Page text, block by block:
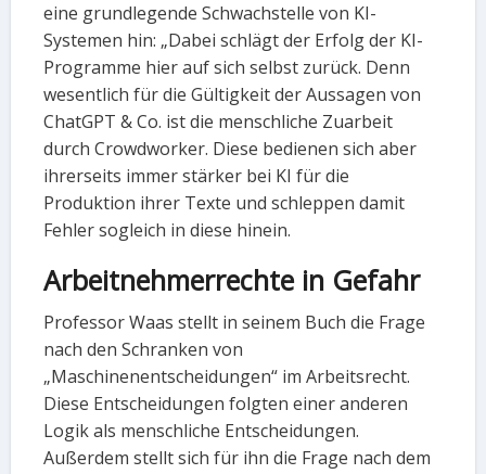
eine grundlegende Schwachstelle von KI-
Systemen hin: „Dabei schlägt der Erfolg der KI-
Programme hier auf sich selbst zurück. Denn
wesentlich für die Gültigkeit der Aussagen von
ChatGPT & Co. ist die menschliche Zuarbeit
durch Crowdworker. Diese bedienen sich aber
ihrerseits immer stärker bei KI für die
Produktion ihrer Texte und schleppen damit
Fehler sogleich in diese hinein.
Arbeitnehmerrechte in Gefahr
Professor Waas stellt in seinem Buch die Frage
nach den Schranken von
„Maschinenentscheidungen“ im Arbeitsrecht.
Diese Entscheidungen folgten einer anderen
Logik als menschliche Entscheidungen.
Außerdem stellt sich für ihn die Frage nach dem